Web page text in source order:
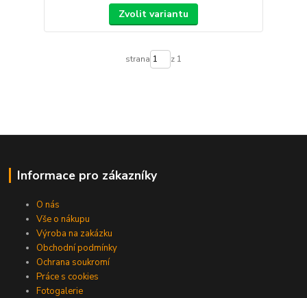
Zvolit variantu
strana z 1
Informace pro zákazníky
O nás
Vše o nákupu
Výroba na zakázku
Obchodní podmínky
Ochrana soukromí
Práce s cookies
Fotogalerie